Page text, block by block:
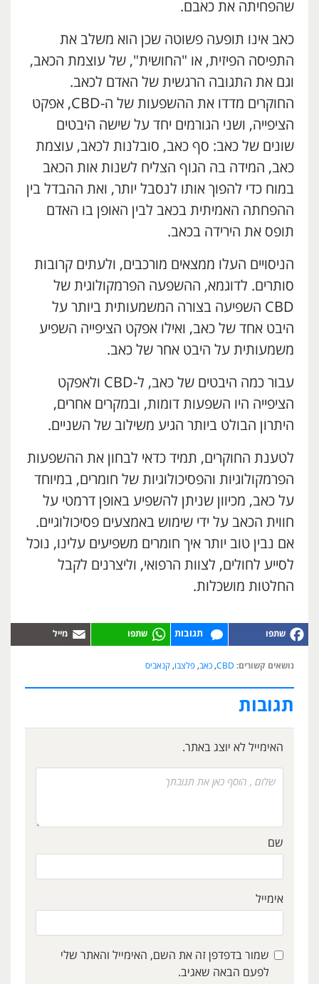
שהפחיתה את כאבם.
כאב אינו תופעה פשוטה שכן הוא משלב את
התפיסה הפיזית, או "החושית", של עוצמת הכאב,
וגם את התגובה הרגשית של האדם לכאב.
החוקרים מדדו את ההשפעות של ה-CBD, אפקט
הציפייה, ושני הגורמים יחד על שישה היבטים
שונים של כאב: סף כאב, סובלנות לכאב, עוצמת
כאב, המידה בה הגוף הצליח לשנות אות הכאב
במוח כדי להפוך אותו לנסבל יותר, ואת ההבדל בין
ההפחתה האמיתית בכאב לבין האופן בו האדם
תופס את הירידה בכאב.
הניסויים העלו ממצאים מורכבים, ולעתים קרובות
סותרים. לדוגמא, ההשפעה הפרמקולוגית של
CBD השפיעה בצורה המשמעותית ביותר על
היבט אחד של כאב, ואילו אפקט הציפייה השפיע
משמעותית על היבט אחר של כאב.
עבור כמה היבטים של כאב, ל-CBD ולאפקט
הציפייה היו השפעות דומות, ובמקרים אחרים,
היתרון הבולט ביותר הגיע משילוב של השניים.
לטענת החוקרים, תמיד כדאי לבחון את ההשפעות
הפרמקולוגיות והפסיכולוגיות של חומרים, במיוחד
על כאב, מכיוון שניתן להשפיע באופן דרמטי על
חווית הכאב על ידי שימוש באמצעים פסיכולוגיים.
אם נבין טוב יותר איך חומרים משפיעים עלינו, נוכל
לסייע לחולים, לצוות הרפואי, וליצרנים לקבל
החלטות מושכלות.
תגובות
נושאים קשורים: CBD
, כאב, פלצבו, קנאביס
תגובות
האימייל לא יוצג באתר.
שם
אימייל
שמור בדפדפן זה את השם, האימייל והאתר שלי
לפעם הבאה שאגיב.